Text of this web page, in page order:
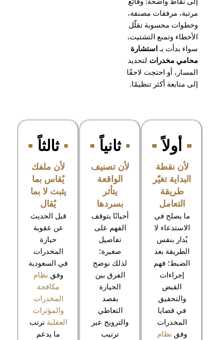
مرتبة، مرفقات مصنفة،
وخطوات محسوبة تقلّل
الأخطاء وتمنع التشتيت،
سواء بدأت بـ استشارة
محامي مخدرات لتحديد
المسار، أو احتجت لاحقًا
إلى متابعة أكثر تنظيمًا.
أولاً
لأن نقطة
البداية تغيّر
طريقة
التعامل
ما يصلح في
الاستدعاء لا
يُدار بنفس
الطريقة بعد
الضبط؛ فهم
إجراءات
القبض
والتحقيق
في قضايا
المخدرات
وفق نظام
ثانياً
لأن تصنيف
الواقعة
يتأثر
بسردها
أحيانًا يتوقف
الفهم على
تفاصيل
صغيرة؛
لذلك نوضح
الفرق بين
الحيازة
بقصد
التعاطي
والترويج عبر
ترتيب
ثالثاً
لأن ملفك
يُقاس بما
يثبت لا بما
يُقال
قبل الحديث
عن عقوبة
حيازة
المخدرات
في السعودية
وفق نظام
مكافحة
المخدرات
والمؤثرات
العقلية نرتب
ما يدعم